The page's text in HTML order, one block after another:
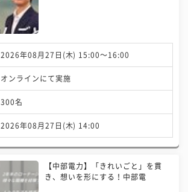
2026年08月27日(木) 15:00〜16:00
オンラインにて実施
300名
2026年08月27日(木) 14:00
【中部電力】「きれいごと」を貫
き、想いを形にする！中部電